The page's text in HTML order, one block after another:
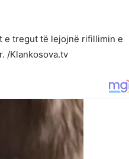
e tregut të lejojnë rifillimin e
/Klankosova.tv